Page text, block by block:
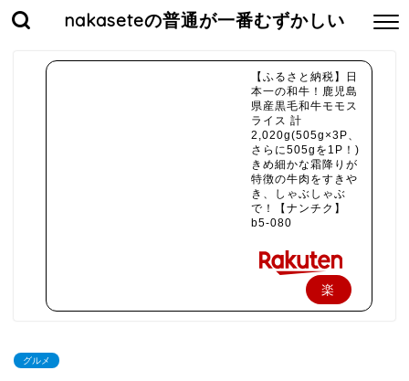
nakaseteの普通が一番むずかしい
【ふるさと納税】日
本一の和牛！鹿児島
県産黒毛和牛モモス
ライス 計
2,020g(505g×3P、
さらに505gを1P！)
きめ細かな霜降りが
特徴の牛肉をすきや
き、しゃぶしゃぶ
で！【ナンチク】
b5-080
楽
グルメ